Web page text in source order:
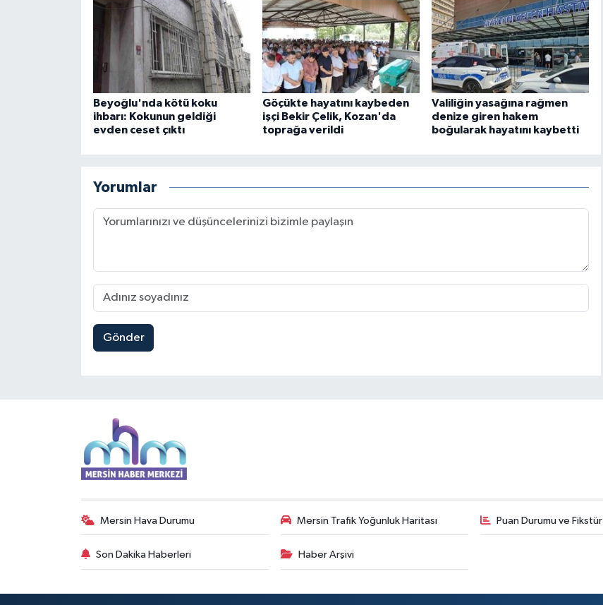
Beyoğlu'nda kötü koku
ihbarı: Kokunun geldiği
evden ceset çıktı
Göçükte hayatını kaybeden
işçi Bekir Çelik, Kozan'da
toprağa verildi
Valiliğin yasağına rağmen
denize giren hakem
boğularak hayatını kaybetti
Yorumlar
Gönder
Mersin Hava Durumu Mersin Trafik Yoğunluk Haritası Puan Durumu ve Fikstür
Son Dakika Haberleri Haber Arşivi